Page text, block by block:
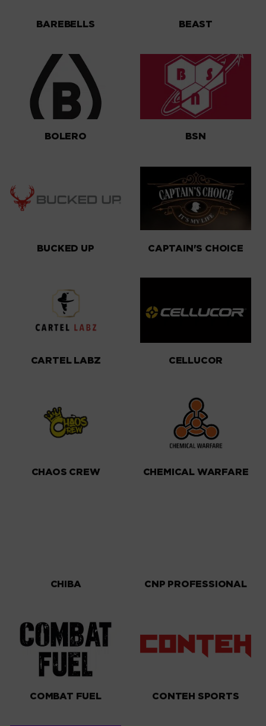
BAREBELLS BEAST
BOLERO BSN
BUCKED UP CAPTAIN'S CHOICE
CARTEL LABZ CELLUCOR
CHAOS CREW CHEMICAL WARFARE
CHIBA CNP PROFESSIONAL
COMBAT FUEL CONTEH SPORTS